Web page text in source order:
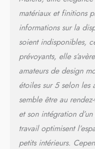
matériaux et finitions
informations sur la
soient indisponibles,
prévoyants, elle
amateurs de design
étoiles sur 5 selon les
semble être au
et son intégration
travail optimisent
petits intérieurs.